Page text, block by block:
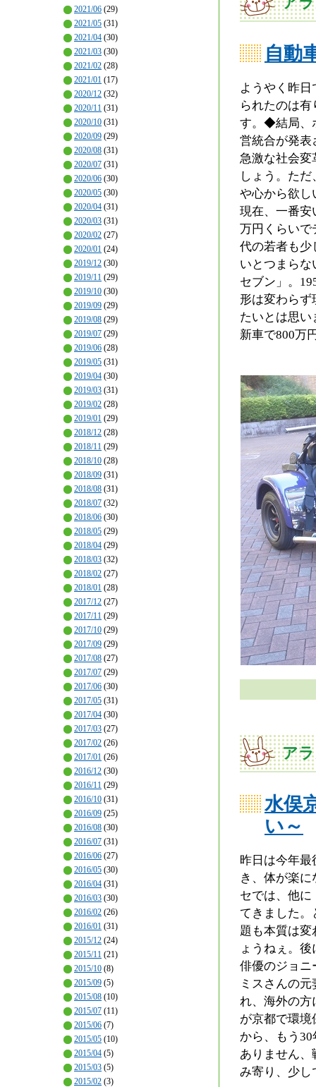
2021/06 (29)
2021/05 (31)
2021/04 (30)
2021/03 (30)
2021/02 (28)
2021/01 (17)
2020/12 (32)
2020/11 (31)
2020/10 (31)
2020/09 (29)
2020/08 (31)
2020/07 (31)
2020/06 (30)
2020/05 (30)
2020/04 (31)
2020/03 (31)
2020/02 (27)
2020/01 (24)
2019/12 (30)
2019/11 (29)
2019/10 (30)
2019/09 (29)
2019/08 (29)
2019/07 (29)
2019/06 (28)
2019/05 (31)
2019/04 (30)
2019/03 (31)
2019/02 (28)
2019/01 (29)
2018/12 (28)
2018/11 (29)
2018/10 (28)
2018/09 (31)
2018/08 (31)
2018/07 (32)
2018/06 (30)
2018/05 (29)
2018/04 (29)
2018/03 (32)
2018/02 (27)
2018/01 (28)
2017/12 (27)
2017/11 (29)
2017/10 (29)
2017/09 (29)
2017/08 (27)
2017/07 (29)
2017/06 (30)
2017/05 (31)
2017/04 (30)
2017/03 (27)
2017/02 (26)
2017/01 (26)
2016/12 (30)
2016/11 (29)
2016/10 (31)
2016/09 (25)
2016/08 (30)
2016/07 (31)
2016/06 (27)
2016/05 (30)
2016/04 (31)
2016/03 (30)
2016/02 (26)
2016/01 (31)
2015/12 (24)
2015/11 (21)
2015/10 (8)
2015/09 (5)
2015/08 (10)
2015/07 (11)
2015/06 (7)
2015/05 (10)
2015/04 (5)
2015/03 (5)
2015/02 (3)
自動
ようやく昨
られたのは
す。◆結局、
営統合が発表
急激な社会変
しょう。た
や心から欲し
現在、一番安
万円くらいで
代の若者も少
いとつまら
セブン」。
形は変わら
たいとは思
新車で800万
ア
水俣
い～
昨日は今年
き、体が楽
セでは、他
てきました
題も本質は
ょうねぇ。
俳優のジョニ
ミスさんの
れ、海外の方
が京都で環境
から、もう
ありません
み寄り、少し